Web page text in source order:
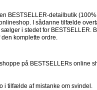
BESTSELLER-detailbutik
I sådanne tilfælde
i stedet for BESTSELLER.
komplette ordre.
på BESTSELLERs online
i tilfælde af mistanke om svindel.